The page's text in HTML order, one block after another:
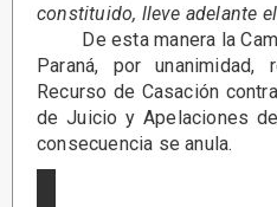
constituido, lleve adelante
De esta manera la
Paraná, por
Recurso de Casación
de Juicio y Apelaciones
consecuencia se anula.